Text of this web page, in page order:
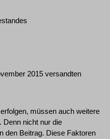
2015 versandten
müssen auch weitere
Denn nicht nur die
den Beitrag. Diese Faktoren